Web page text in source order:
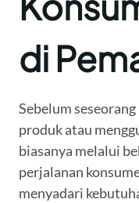
di
Sebelum
produk atau
biasanya melalui
perjalanan
menyadari